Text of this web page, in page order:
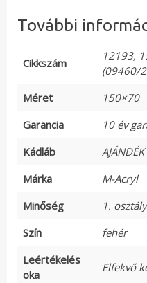
További
Cikkszám
12193,
(09460/
Méret
150×70
Garancia
10 év
Kádláb
Márka
M-Acryl
Minőség
1. osztály
Szín
fehér
Leértékelés
oka
Elfekvő